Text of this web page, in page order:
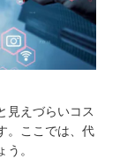
見えづらいコス
。ここでは、代
。